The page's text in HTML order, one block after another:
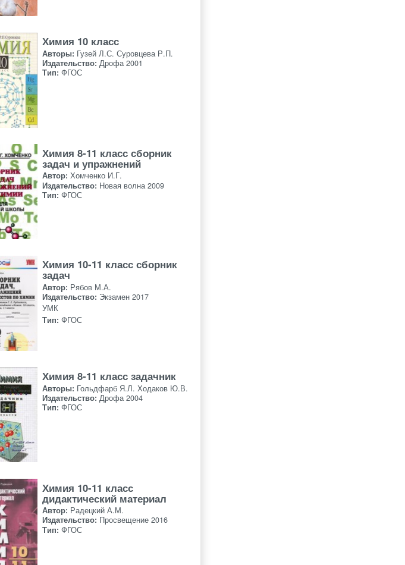
Химия 10 класс
Авторы: Гузей Л.С. Суровцева Р.П.
Издательство:Дрофа 2001
Тип:ФГОС
Химия 8-11 класс сборник
задач и упражнений
Автор:Хомченко И.Г.
Издательство: Новая волна 2009
Тип:ФГОС
Химия 10-11 класс сборник
задач
Автор: Рябов М.А.
Издательство: Экзамен 2017
УМК
Тип:ФГОС
Химия 8-11 класс задачник
Авторы: Гольдфарб Я.Л. Ходаков Ю.В.
Издательство:Дрофа 2004
Тип:ФГОС
Химия 10-11 класс
дидактический материал
Автор: Радецкий А.М.
Издательство: Просвещение 2016
Тип:ФГОС